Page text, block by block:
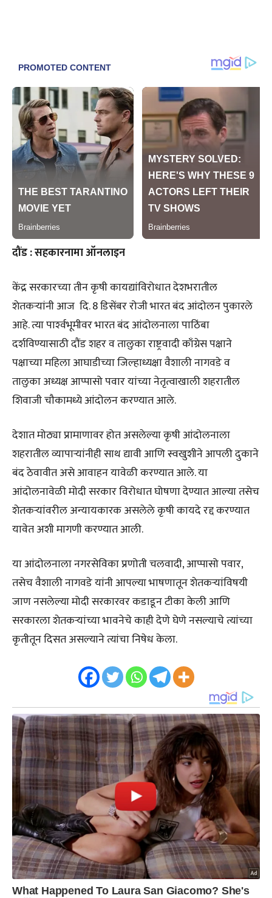
दौंड : सहकारनामा ऑनलाइन
केंद्र सरकारच्या तीन कृषी कायद्यांविरोधात देशभरातील
शेतकऱ्यांनी आज दि. 8 डिसेंबर रोजी भारत बंद आंदोलन पुकारले
आहे. त्या पार्श्‍वभूमीवर भारत बंद आंदोलनाला पाठिंबा
दर्शविण्यासाठी दौंड शहर व तालुका राष्ट्रवादी काँग्रेस पक्षाने
पक्षाच्या महिला आघाडीच्या जिल्हाध्यक्षा वैशाली नागवडे व
तालुका अध्यक्ष आप्पासो पवार यांच्या नेतृत्वाखाली शहरातील
शिवाजी चौकामध्ये आंदोलन करण्यात आले.
देशात मोठ्या प्रामाणावर होत असलेल्या कृषी आंदोलनाला
शहरातील व्यापाऱ्यांनीही साथ द्यावी आणि स्वखुशीने आपली दुकाने
बंद ठेवावीत असे आवाहन यावेळी करण्यात आले. या
आंदोलनावेळी मोदी सरकार विरोधात घोषणा देण्यात आल्या तसेच
शेतकऱ्यांवरील अन्यायकारक असलेले कृषी कायदे रद्द करण्यात
यावेत अशी मागणी करण्यात आली.
या आंदोलनाला नगरसेविका प्रणोती चलवादी, आप्पासो पवार,
तसेच वैशाली नागवडे यांनी आपल्या भाषणातून शेतकऱ्यांविषयी
जाण नसलेल्या मोदी सरकारवर कडाडून टीका केली आणि
सरकारला शेतकऱ्यांच्या भावनेचे काही देणे घेणे नसल्याचे त्यांच्या
कृतीतून दिसत असल्याने त्यांचा निषेध केला.